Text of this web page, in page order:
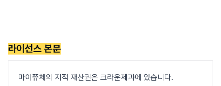
라이선스 본문
마이쮸체의 지적 재산권은 크라운제과에 있습니다.